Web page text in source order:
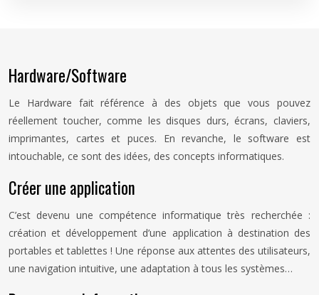
Hardware/Software
Le Hardware fait référence à des objets que vous pouvez
réellement toucher, comme les disques durs, écrans, claviers,
imprimantes, cartes et puces. En revanche, le software est
intouchable, ce sont des idées, des concepts informatiques.
Créer une application
C’est devenu une compétence informatique très recherchée :
création et développement d’une application à destination des
portables et tablettes ! Une réponse aux attentes des utilisateurs,
une navigation intuitive, une adaptation à tous les systèmes…